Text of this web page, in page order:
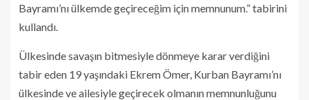
Bayramı’nı ülkemde geçireceğim için memnunum.” tabirini
kullandı.
Ülkesinde savaşın bitmesiyle dönmeye karar verdiğini
tabir eden 19 yaşındaki Ekrem Ömer, Kurban Bayramı’nı
ülkesinde ve ailesiyle geçirecek olmanın memnunluğunu